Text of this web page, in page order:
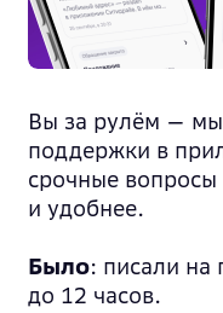
Вы за рулём — мы
поддержки в
срочные вопросы
и удобнее.
Было: писали на
до 12 часов.